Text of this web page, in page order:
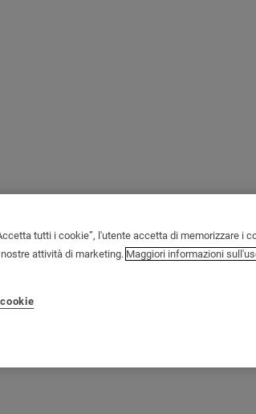
tutti i cookie”, l'utente accetta di memorizzare i
attività di marketing. Maggiori informazioni